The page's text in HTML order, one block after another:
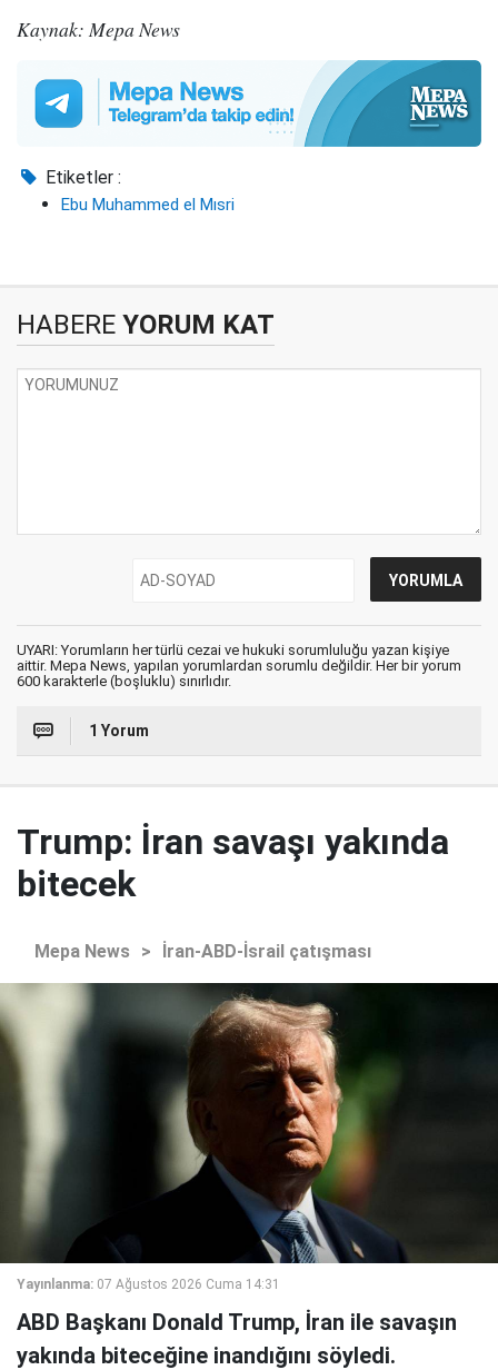
Kaynak: Mepa News
Etiketler :
Ebu Muhammed el Mısri
HABERE YORUM KAT
UYARI: Yorumların her türlü cezai ve hukuki sorumluluğu yazan kişiye
aittir. Mepa News, yapılan yorumlardan sorumlu değildir. Her bir yorum
600 karakterle (boşluklu) sınırlıdır.
1 Yorum
Trump: İran savaşı yakında
bitecek
Mepa News > İran-ABD-İsrail çatışması
Yayınlanma: 07 Ağustos 2026 Cuma 14:31
ABD Başkanı Donald Trump, İran ile savaşın
yakında biteceğine inandığını söyledi.